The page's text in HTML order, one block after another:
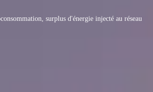
surplus d'énergie injecté au réseau